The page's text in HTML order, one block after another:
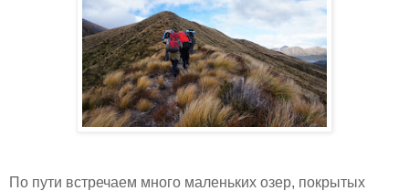
По пути встречаем много маленьких озер, покрытых